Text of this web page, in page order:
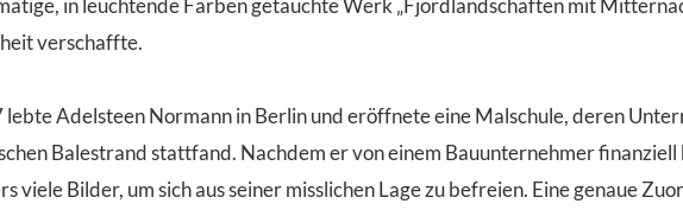
in leuchtende Farben getauchte Werk „Fjordlandschaften mit
verschaffte.
Adelsteen Normann in Berlin und eröffnete eine Malschule, deren
Balestrand stattfand. Nachdem er von einem Bauunternehmer
viele Bilder, um sich aus seiner misslichen Lage zu befreien. Eine genaue